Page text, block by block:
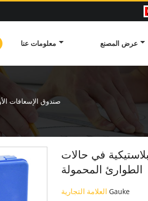
معلومات عنا عرض المصنع
صندوق الإسعافات
في حالات
الطوارئ المحمولة
العلامة التجاريةGauke